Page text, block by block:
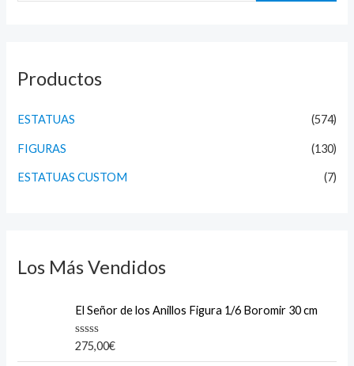
a
h
o
Productos
ESTATUAS (574)
FIGURAS (130)
ESTATUAS CUSTOM (7)
Los Más Vendidos
El Señor de los Anillos Figura 1/6 Boromir 30 cm
R
275,00€